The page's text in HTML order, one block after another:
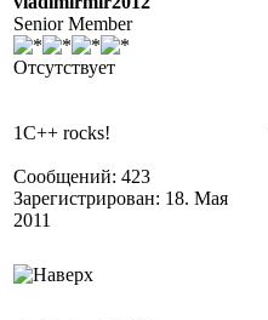
Senior Member
Отсутствует
1C++ rocks!
Сообщений: 423
Зарегистрирован: 18. Мая
2011